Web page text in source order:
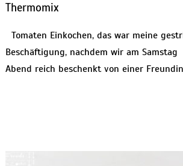
Thermomix
Tomaten Einkochen, das war meine
Beschäftigung, nachdem wir am Samstag
Abend reich beschenkt von einer Freundin